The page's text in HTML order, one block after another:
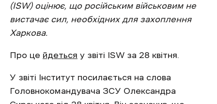
(ISW) оцінює, що російським військовим не
вистачає сил, необхідних для захоплення
Харкова.
Про це йдеться у звіті ISW за 28 квітня.
У звіті Інститут посилається на слова
Головнокомандувача ЗСУ Олександра